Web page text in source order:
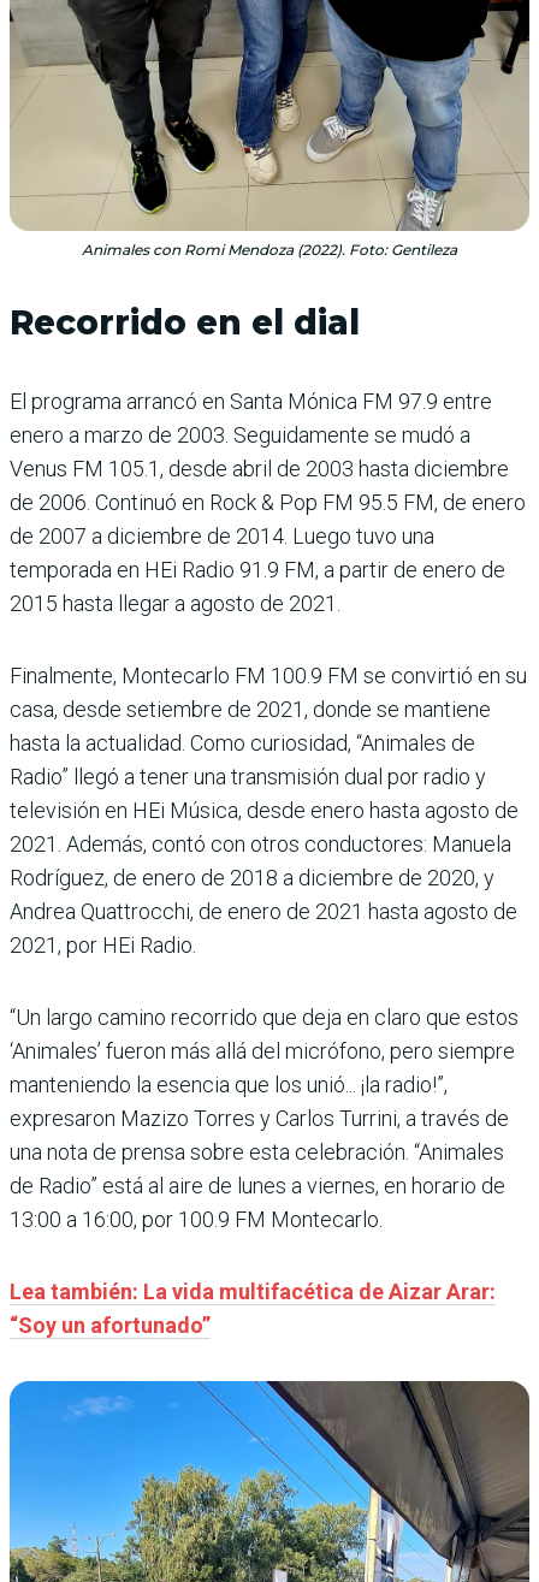
Animales con Romi Mendoza (2022). Foto: Gentileza
Recorrido en el dial
El programa arrancó en Santa Mónica FM 97.9 entre
enero a marzo de 2003. Seguidamente se mudó a
Venus FM 105.1, desde abril de 2003 hasta diciembre
de 2006. Continuó en Rock & Pop FM 95.5 FM, de enero
de 2007 a diciembre de 2014. Luego tuvo una
temporada en HEi Radio 91.9 FM, a partir de enero de
2015 hasta llegar a agosto de 2021.
Finalmente, Montecarlo FM 100.9 FM se convirtió en su
casa, desde setiembre de 2021, donde se mantiene
hasta la actualidad. Como curiosidad, “Animales de
Radio” llegó a tener una transmisión dual por radio y
televisión en HEi Música, desde enero hasta agosto de
2021. Además, contó con otros conductores: Manuela
Rodríguez, de enero de 2018 a diciembre de 2020, y
Andrea Quattrocchi, de enero de 2021 hasta agosto de
2021, por HEi Radio.
“Un largo camino recorrido que deja en claro que estos
‘Animales’ fueron más allá del micrófono, pero siempre
manteniendo la esencia que los unió... ¡la radio!”,
expresaron Mazizo Torres y Carlos Turrini, a través de
una nota de prensa sobre esta celebración. “Animales
de Radio” está al aire de lunes a viernes, en horario de
13:00 a 16:00, por 100.9 FM Montecarlo.
Lea también: La vida multifacética de Aizar Arar:
“Soy un afortunado”